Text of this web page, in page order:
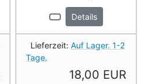
Details
Lieferzeit: Auf Lager. 1-2
Tage.
18,00 EUR